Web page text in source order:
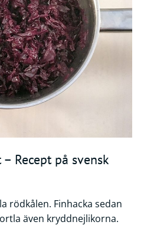
Recept på svensk
rödkålen. Finhacka sedan
även kryddnejlikorna.